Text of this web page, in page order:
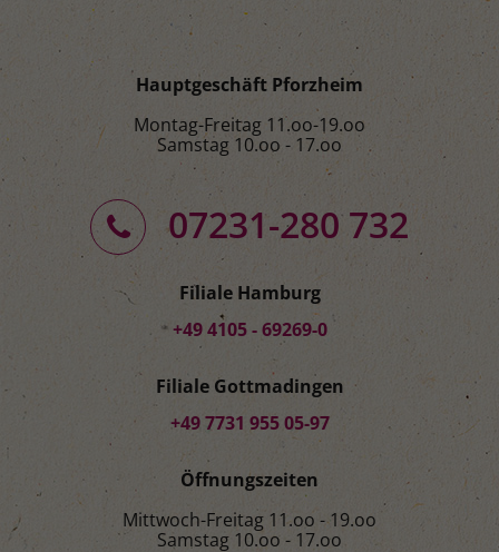
Hauptgeschäft Pforzheim
Montag-Freitag 11.oo-19.oo
Samstag 10.oo - 17.oo
07231-280 732
Filiale Hamburg
+49 4105 - 69269-0
Filiale Gottmadingen
+49 7731 955 05-97
Öffnungszeiten
Mittwoch-Freitag 11.oo - 19.oo
Samstag 10.oo - 17.oo